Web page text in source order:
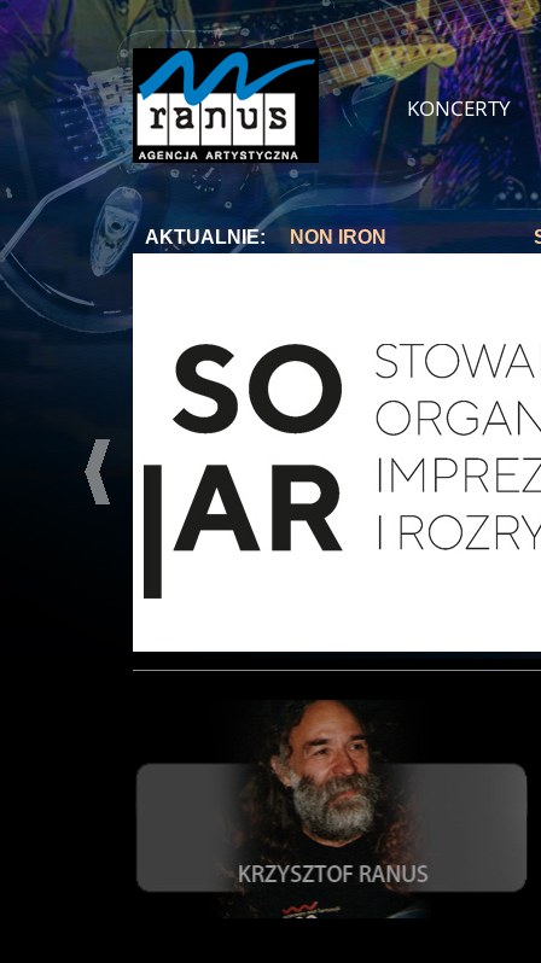
KONCERTY
AKTUALNIE: NON IRON